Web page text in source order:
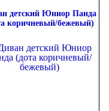
детский Юниор Панда
коричневый/бежевый)